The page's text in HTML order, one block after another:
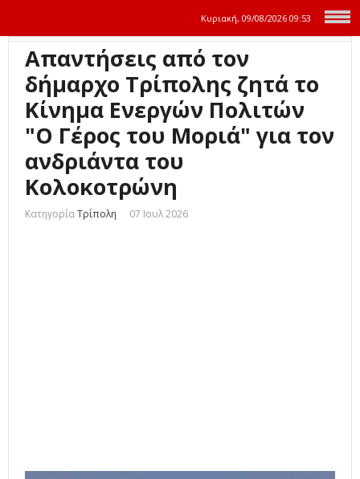
Κυριακή, 09/08/2026 09:53
Απαντήσεις από τον
δήμαρχο Τρίπολης ζητά το
Κίνημα Ενεργών Πολιτών
"Ο Γέρος του Μοριά" για τον
ανδριάντα του
Κολοκοτρώνη
ΚατηγορίαΤρίπολη 07 Ιουλ 2026